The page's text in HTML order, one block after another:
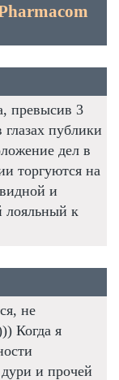
превысив 3
публики
дел в
торгуются на
и
лояльный к
не
Когда я
и прочей